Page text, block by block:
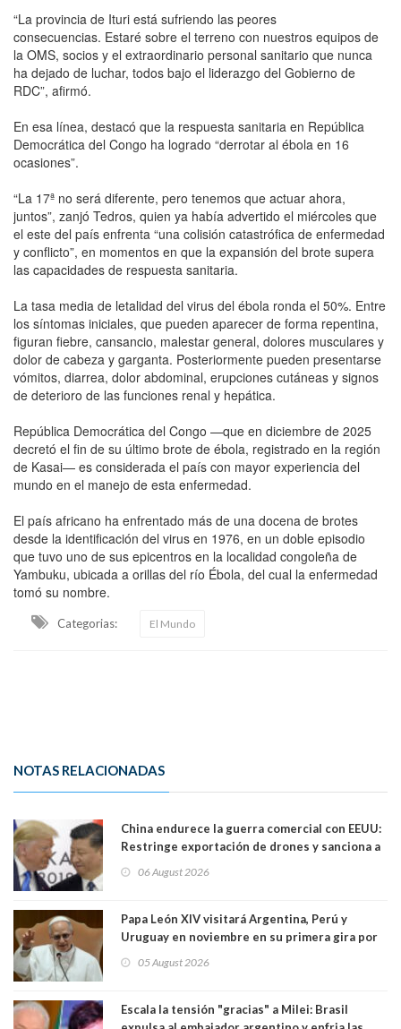
“La provincia de Ituri está sufriendo las peores
consecuencias. Estaré sobre el terreno con nuestros equipos de
la OMS, socios y el extraordinario personal sanitario que nunca
ha dejado de luchar, todos bajo el liderazgo del Gobierno de
RDC”, afirmó.
En esa línea, destacó que la respuesta sanitaria en República
Democrática del Congo ha logrado “derrotar al ébola en 16
ocasiones”.
“La 17ª no será diferente, pero tenemos que actuar ahora,
juntos”, zanjó Tedros, quien ya había advertido el miércoles que
el este del país enfrenta “una colisión catastrófica de enfermedad
y conflicto”, en momentos en que la expansión del brote supera
las capacidades de respuesta sanitaria.
La tasa media de letalidad del virus del ébola ronda el 50%. Entre
los síntomas iniciales, que pueden aparecer de forma repentina,
figuran fiebre, cansancio, malestar general, dolores musculares y
dolor de cabeza y garganta. Posteriormente pueden presentarse
vómitos, diarrea, dolor abdominal, erupciones cutáneas y signos
de deterioro de las funciones renal y hepática.
República Democrática del Congo —que en diciembre de 2025
decretó el fin de su último brote de ébola, registrado en la región
de Kasai— es considerada el país con mayor experiencia del
mundo en el manejo de esta enfermedad.
El país africano ha enfrentado más de una docena de brotes
desde la identificación del virus en 1976, en un doble episodio
que tuvo uno de sus epicentros en la localidad congoleña de
Yambuku, ubicada a orillas del río Ébola, del cual la enfermedad
tomó su nombre.
Categorias: El Mundo
NOTAS RELACIONADAS
China endurece la guerra comercial con EEUU:
Restringe exportación de drones y sanciona a
06 August 2026
Papa León XIV visitará Argentina, Perú y
Uruguay en noviembre en su primera gira por
05 August 2026
Escala la tensión "gracias" a Milei: Brasil